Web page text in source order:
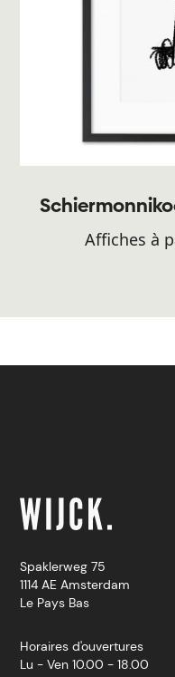
Affiches à
Spaklerweg 75
1114 AE Amsterdam
Le Pays Bas
Horaires d'ouvertures
Lu - Ven 10.00 - 18.00